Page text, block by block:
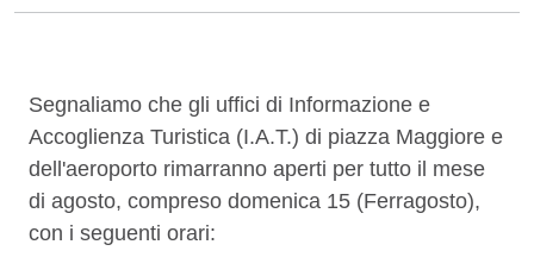
Descrizione
Segnaliamo che gli uffici di Informazione e
Accoglienza Turistica (I.A.T.) di piazza Maggiore e
dell'aeroporto rimarranno aperti per tutto il mese
di agosto, compreso domenica 15 (Ferragosto),
con i seguenti orari: